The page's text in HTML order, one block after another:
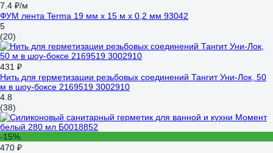
7.4 ₽/м
ФУМ лента Terma 19 мм х 15 м х 0,2 мм 93042
5
(20)
431 ₽
Нить для герметизации резьбовых соединений Тангит Уни-Лок, 50
м в шоу-боксе 2169519 3002910
4.8
(38)
-15%
470 ₽